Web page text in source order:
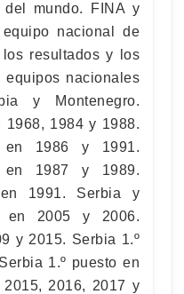
del mundo. FINA y
nacional de
resultados y los
nacionales
y Montenegro.
1968, 1984 y 1988.
en 1986 y 1991.
en 1987 y 1989.
1991. Serbia y
en 2005 y 2006.
y 2015. Serbia 1.º
1.º puesto en
2016, 2017 y